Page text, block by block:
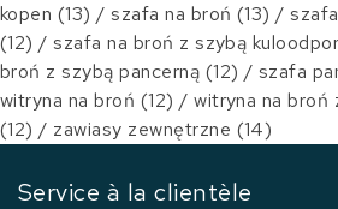
kopen (13) /szafa na broń (13) /
(12) /szafa na broń z szybą
broń z szybą pancerną (12) / szafa
witryna na broń (12) /witryna na broń
(12) / zawiasy zewnętrzne (14)
Service à la clientèle